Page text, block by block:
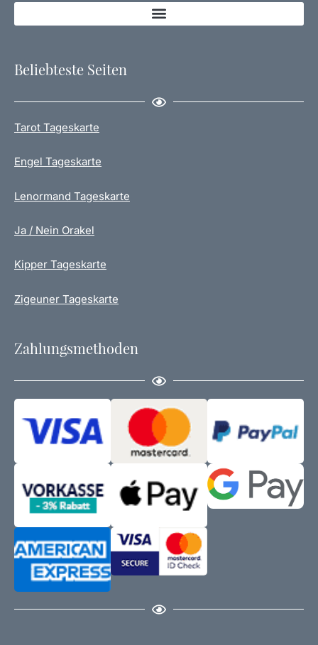
Beliebteste Seiten
Tarot Tageskarte
Engel Tageskarte
Lenormand Tageskarte
Ja / Nein Orakel
Kipper Tageskarte
Zigeuner Tageskarte
Zahlungsmethoden